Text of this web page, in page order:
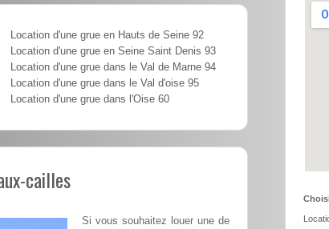
Location d'une grue en Hauts de Seine 92
Location d'une grue en Seine Saint Denis 93
Location d'une grue dans le Val de Marne 94
Location d'une grue dans le Val d'oise 95
Location d'une grue dans l'Oise 60
cailles
Si vous souhaitez louer une de